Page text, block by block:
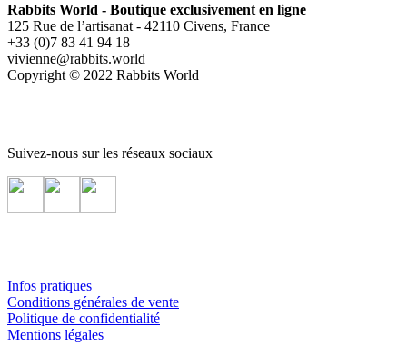
Rabbits World - Boutique exclusivement en ligne
125 Rue de l’artisanat - 42110 Civens, France
+33 (0)7 83 41 94 18
vivienne@rabbits.world
Copyright © 2022 Rabbits World
Suivez-nous sur les réseaux sociaux
Infos pratiques
Conditions générales de vente
Politique de confidentialité
Mentions légales